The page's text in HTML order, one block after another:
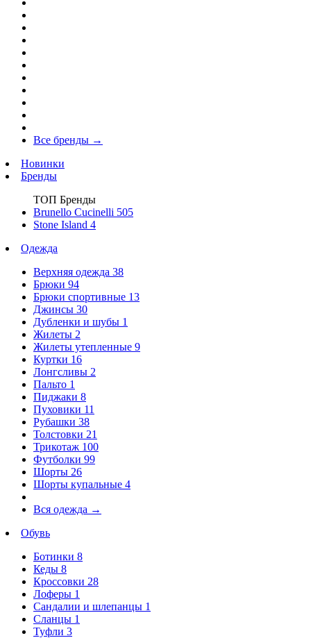
Все бренды →
Новинки
Бренды
ТОП Бренды
Brunello Cucinelli 505
Stone Island 4
Одежда
Верхняя одежда 38
Брюки 94
Брюки спортивные 13
Джинсы 30
Дубленки и шубы 1
Жилеты 2
Жилеты утепленные 9
Куртки 16
Лонгсливы 2
Пальто 1
Пиджаки 8
Пуховики 11
Рубашки 38
Толстовки 21
Трикотаж 100
Футболки 99
Шорты 26
Шорты купальные 4
Вся одежда →
Обувь
Ботинки 8
Кеды 8
Кроссовки 28
Лоферы 1
Сандалии и шлепанцы 1
Сланцы 1
Туфли 3